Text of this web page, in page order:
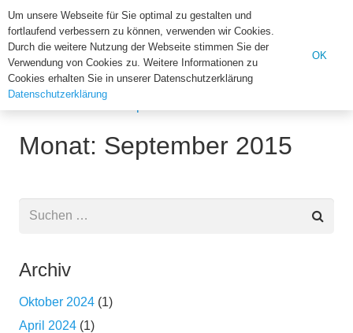
Institut für Biologie der
Suchen
nach:
Monat: September 2015
Suchen
Archiv
Oktober 2024 (1)
April 2024 (1)
Um unsere Webseite für Sie optimal zu gestalten und
fortlaufend verbessern zu können, verwenden wir Cookies.
Durch die weitere Nutzung der Webseite stimmen Sie der
Verwendung von Cookies zu. Weitere Informationen zu
Cookies erhalten Sie in unserer Datenschutzerklärung
Datenschutzerklärung
OK